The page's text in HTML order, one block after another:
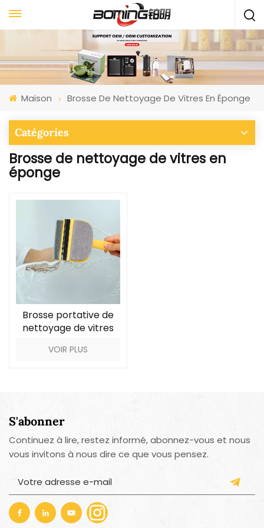
Maison Brosse De Nettoyage De Vitres En Éponge
Catégories
Brosse de nettoyage de vitres en
éponge
Brosse portative de
nettoyage de vitres
grattoir
VOIR PLUS
S'abonner
Continuez à lire, restez informé, abonnez-vous et nous
vous invitons à nous dire ce que vous pensez.